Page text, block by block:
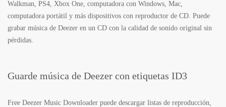
Walkman, PS4, Xbox One, computadora con Windows, Mac,
computadora portátil y más dispositivos con reproductor de CD. Puede
grabar música de Deezer en un CD con la calidad de sonido original sin
pérdidas.
Guarde música de Deezer con etiquetas ID3
Free Deezer Music Downloader puede descargar listas de reproducción,